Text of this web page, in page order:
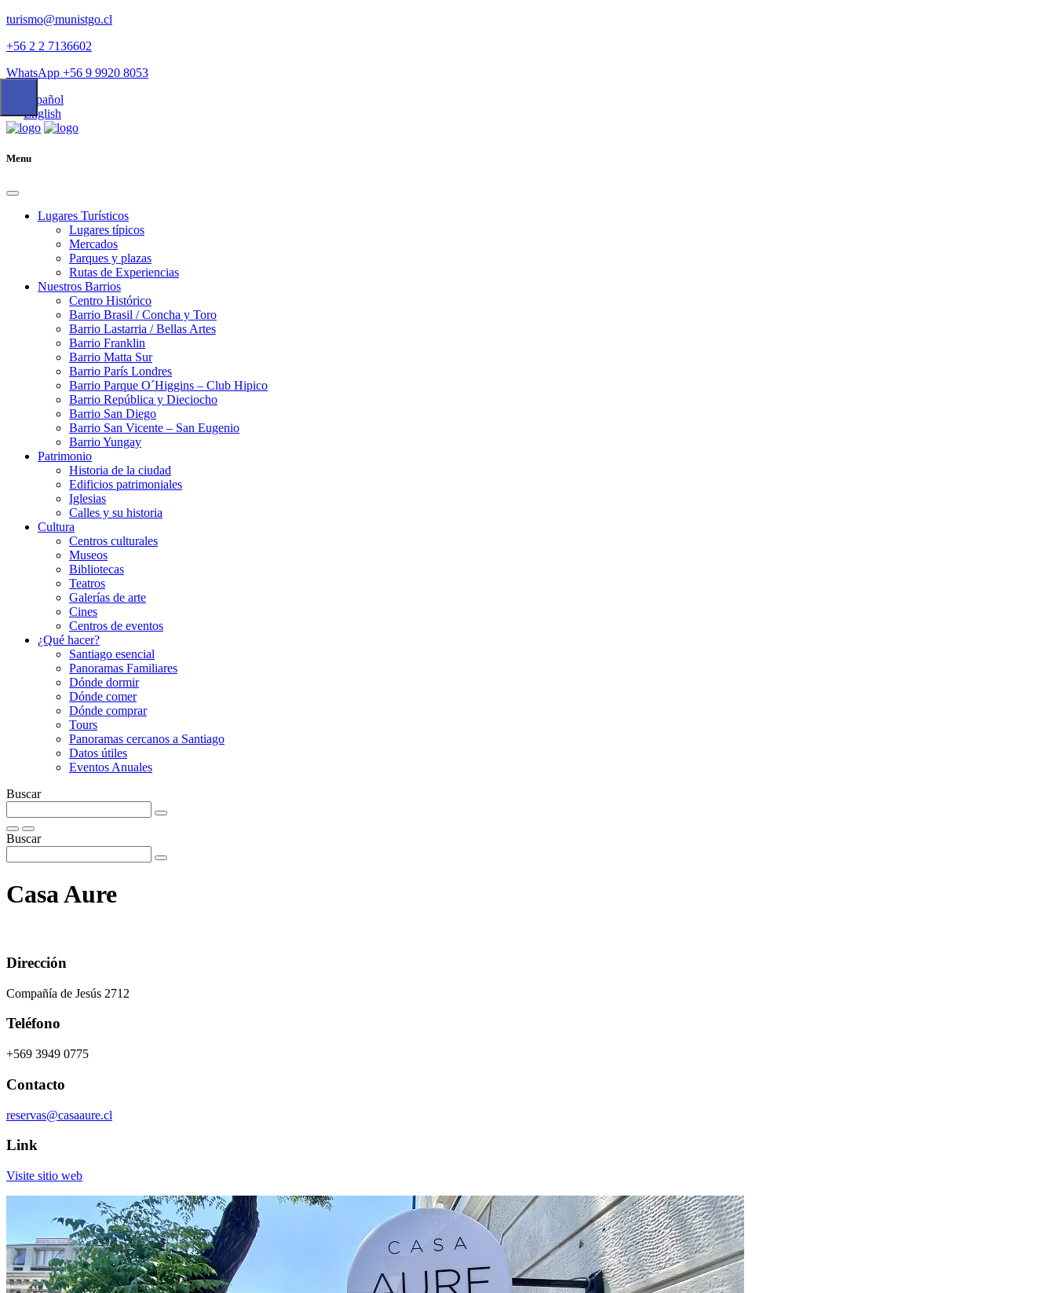
turismo@munistgo.cl
+56 2 2 7136602
WhatsApp +56 9 9920 8053
Español
English
Menu
Lugares Turísticos
Lugares tí­picos
Mercados
Parques y plazas
Rutas de Experiencias
Nuestros Barrios
Centro Histórico
Barrio Brasil / Concha y Toro
Barrio Lastarria / Bellas Artes
Barrio Franklin
Barrio Matta Sur
Barrio Parí­s Londres
Barrio Parque O´Higgins – Club Hipico
Barrio República y Dieciocho
Barrio San Diego
Barrio San Vicente – San Eugenio
Barrio Yungay
Patrimonio
Historia de la ciudad
Edificios patrimoniales
Iglesias
Calles y su historia
Cultura
Centros culturales
Museos
Bibliotecas
Teatros
Galerí­as de arte
Cines
Centros de eventos
¿Qué hacer?
Santiago esencial
Panoramas Familiares
Dónde dormir
Dónde comer
Dónde comprar
Tours
Panoramas cercanos a Santiago
Datos útiles
Eventos Anuales
Buscar
Buscar
Casa Aure
Dirección
Compañía de Jesús 2712
Teléfono
+569 3949 0775
Contacto
reservas@casaaure.cl
Link
Visite sitio web